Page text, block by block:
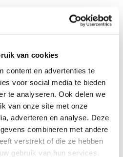
van cookies
content en advertenties te
voor social media te bieden
te analyseren. Ook delen we
van onze site met onze
adverteren en analyse. Deze
combineren met andere
verstrekt of die ze hebben
gebruik van hun services.
this product?
you find the right product